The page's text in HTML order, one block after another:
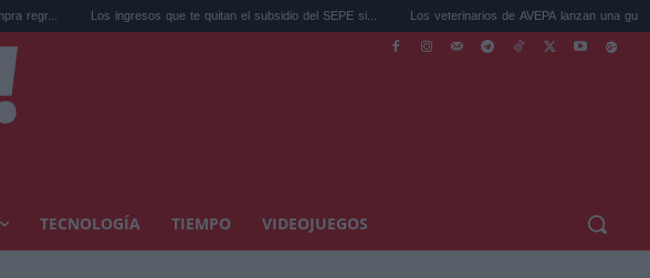
Los ingresos que te quitan el subsidio del SEPE si... Los veterinarios de AVEPA lanzan una guía para pro...
TECNOLOGÍA TIEMPO VIDEOJUEGOS